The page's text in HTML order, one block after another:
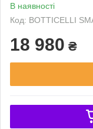
В наявності
Код: BOTTICELLI
18 980 ₴